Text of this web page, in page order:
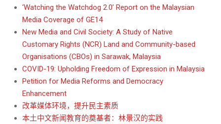
‘Watching the Watchdog 2.0’ Report on the Malaysian
Media Coverage of GE14
New Media and Civil Society: A Study of Native
Customary Rights (NCR) Land and Community-based
Organisations (CBOs) in Sarawak, Malaysia
COVID-19: Upholding Freedom of Expression in Malaysia
Petition for Media Reforms and Democracy
Enhancement
改革媒体环境，提升民主素质
本土中文新闻教育的奠基者：林景汉的实践